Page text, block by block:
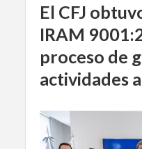
El CFJ
IRAM
proceso de
actividades